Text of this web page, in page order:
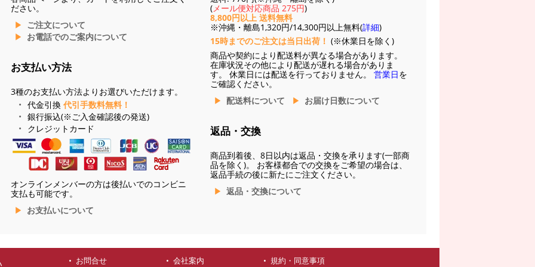
ださい。
ご注文について
お電話でのご案内について
お支払い方法
3種のお支払い方法よりお選びいただけます。
代金引換 代引手数料無料！
銀行振込(※ご入金確認後の発送)
クレジットカード
オンラインメンバーの方は後払いでのコンビニ
支払も可能です。
お支払いについて
(メール便対応商品 275円)
8,800円以上 送料無料
※沖縄・離島1,320円/14,300円以上無料(詳細)
15時までのご注文は当日出荷！ (※休業日を除く)
商品や契約により配送料が異なる場合があります。
在庫状況その他により配送が遅れる場合がありま
す。 休業日には配送を行っておりません。 営業日を
ご確認ください。
配送料について
お届け日数について
返品・交換
商品到着後、8日以内は返品・交換を承ります(一部商
品を除く)。 お客様都合での交換をご希望の場合は、
返品手続の後に新たにご注文ください。
返品・交換について
お問合せ 会社案内 規約・同意事項